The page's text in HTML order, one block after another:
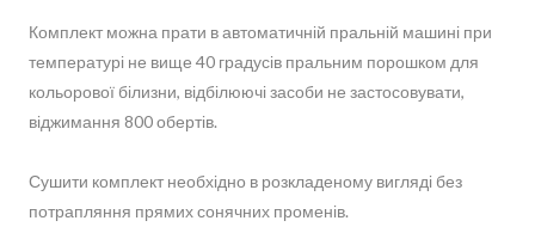
Комплект можна прати в автоматичній пральній машині при
температурі не вище 40 градусів пральним порошком для
кольорової білизни, відбілюючі засоби не застосовувати,
віджимання 800 обертів.
Сушити комплект необхідно в розкладеному вигляді без
потрапляння прямих сонячних променів.